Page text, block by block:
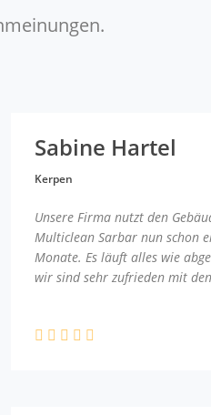
Sabine Hartel
Kerpen
Unsere Firma nutzt den
Multiclean Sarbar nun schon
Monate. Es läuft alles wie
wir sind sehr zufrieden mit